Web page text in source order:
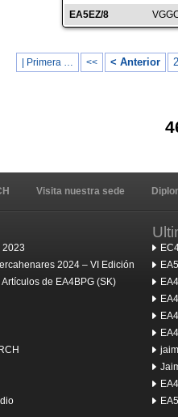
EA5EZ/8
| Primera … << < Anterior
Visita nuestra sede
2023
2024 – VI Edición
de EA4BPG (SK)